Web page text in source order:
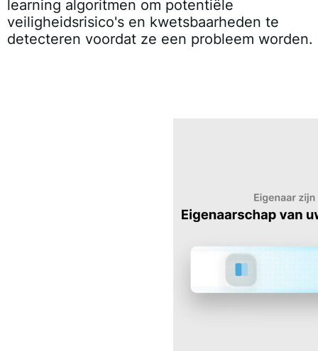
learning algoritmen om potentiële
veiligheidsrisico's en kwetsbaarheden te
detecteren voordat ze een probleem worden.